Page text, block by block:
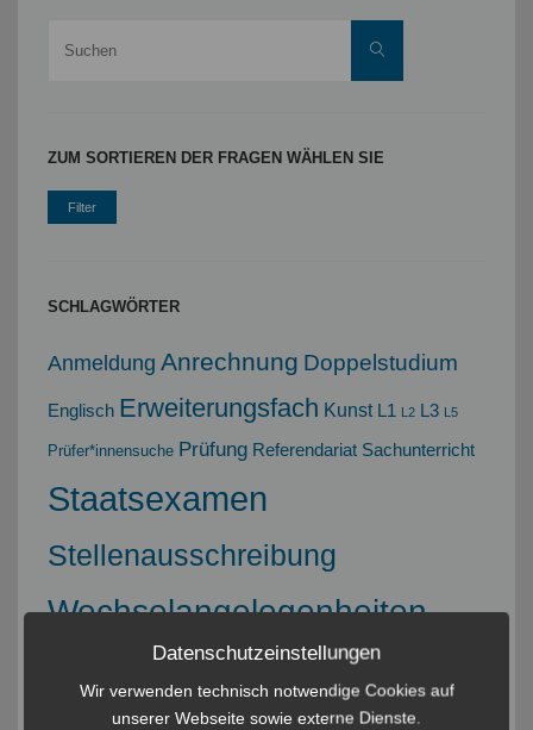
Suchen
ZUM SORTIEREN DER FRAGEN WÄHLEN SIE
SCHLAGWÖRTER
Anmeldung Anrechnung Doppelstudium
Englisch Erweiterungsfach Kunst L1 L2 L3 L5
Prüfer*innensuche Prüfung Referendariat Sachunterricht
Staatsexamen
Stellenausschreibung
Wechselangelegenheiten
ZPL
Datenschutzeinstellungen
Wir verwenden technisch notwendige Cookies auf
unserer Webseite sowie externe Dienste.